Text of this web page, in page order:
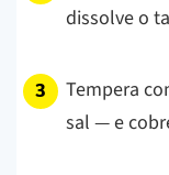
dissolve o
Tempera
sal — e